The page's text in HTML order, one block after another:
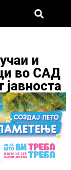
и
во САД
јавноста